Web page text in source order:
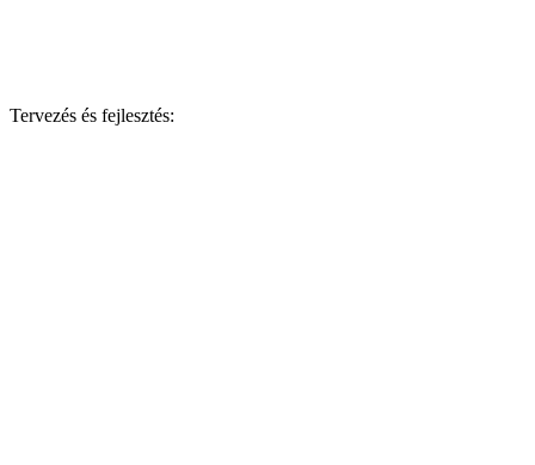
Tervezés és fejlesztés: